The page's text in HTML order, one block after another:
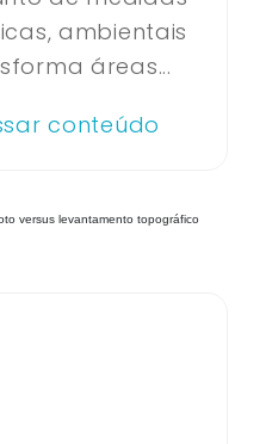
ambientais
áreas...
conteúdo